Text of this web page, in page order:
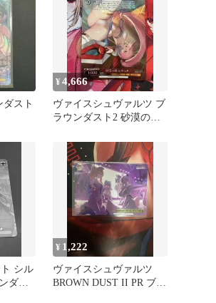
ダスト
¥4,666
ヴァイスシュヴァルツ ブ
ラウンダスト2 砂漠の棘
シル
ダス
¥ 1,222
ヴァイスシュヴァルツ
BROWN DUST II PR ブラ